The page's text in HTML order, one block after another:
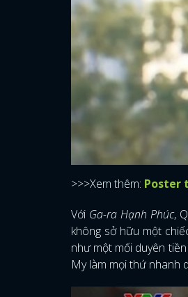
>>>Xem thêm: Poster
Với Ga-ra Hạnh Phúc,
không sở hữu một
như một mối duyên
My làm mọi thứ nhanh